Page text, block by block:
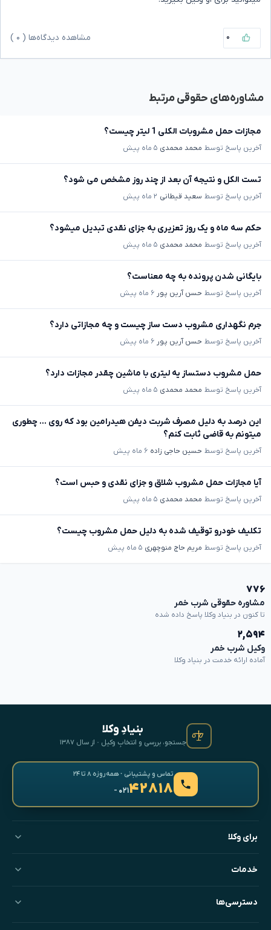
۰ مشاهده دیدگاه‌ها ( ۰
مشاوره‌های حقوقی مرتبط
مجازات حمل مشروبات الکلی 1 لیتر چیست؟
آخرین پاسخ توسط محمد محمدی ۵ ماه پیش
تست الکل و نتیجه آن بعد از چند روز مشخص می شود؟
آخرین پاسخ توسط سعید قیطانی ۲ ماه پیش
حکم سه ماه و یک روز تعزیری به جزای نقدی تبدیل میشود؟
آخرین پاسخ توسط محمد محمدی ۵ ماه پیش
بایگانی شدن پرونده به چه معناست؟
آخرین پاسخ توسط حسن آرین پور ۶ ماه پیش
جرم نگهداری مشروب دست ساز چیست و چه مجازاتی دارد؟
آخرین پاسخ توسط حسن آرین پور ۶ ماه پیش
حمل مشروب دستساز یه لیتری با ماشین چقدر مجازات دارد؟
آخرین پاسخ توسط محمد محمدی ۵ ماه پیش
این درصد به دلیل مصرف شربت دیفن هیدرامین بود که روی ... چطوری
میتونم به قاضی ثابت کنم؟
آخرین پاسخ توسط حسین حاجی زاده ۶ ماه پیش
آیا مجازات حمل مشروب شلاق و جزای نقدی و حبس است؟
آخرین پاسخ توسط محمد محمدی ۵ ماه پیش
تکلیف خودرو توقیف شده به دلیل حمل مشروب چیست؟
آخرین پاسخ توسط مریم حاج منوچهری ۵ ماه پیش
۷۷۶
مشاوره حقوقی شرب خمر
تا کنون در بنیاد وکلا پاسخ داده شده
۲,۵۹۴
وکیل شرب خمر
آماده ارائه خدمت در بنیاد وکلا
بنیادِ وکلا
جستجو، بررسی و انتخابِ وکیل · از سال ۱۳۸۷
تماس و پشتیبانی · همه‌روزه ۸ تا ۲۴
۴۲۸۱۸- ۰۲۱
برای وکلا
خدمات
دسترسی‌ها